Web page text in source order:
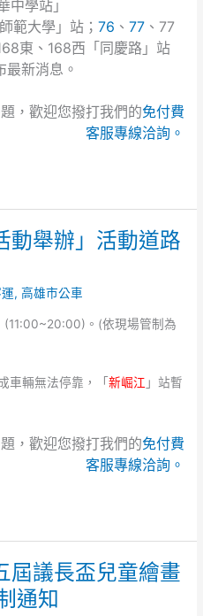
中學站」
師範大學」站；76 、77 、77
東、168西「同慶路」站
新消息。
，歡迎您撥打我們的免付費
客服專線洽詢。
動舉辦」活動道路
,高雄市公車
。(依現場管制為
車輛無法停靠，「新崛江 」站暫
，歡迎您撥打我們的免付費
客服專線洽詢。
屆議長盃兒童繪畫
通知